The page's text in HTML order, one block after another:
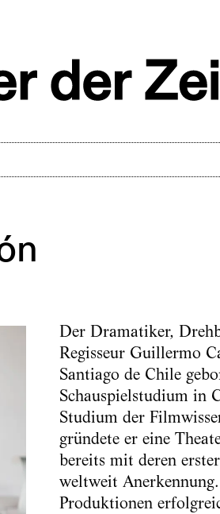
Der Dramatiker,
Regisseur Guillermo
Santiago de Chile
Schauspielstudium in
Studium der
gründete er eine
bereits mit deren
weltweit
Produktionen